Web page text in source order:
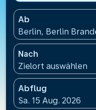
Ab
Berlin, Berlin
Nach
Zielort auswählen
Abflug
fc-booking-
Sa. 15 Aug. 2026